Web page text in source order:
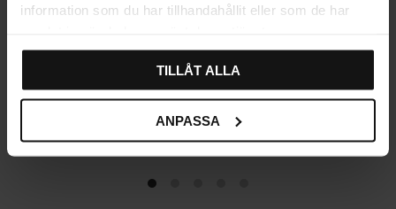
information som du har tillhandahållit eller som de har
TILLÅT ALLA
ANPASSA
Oval knott Emtefall
Gammel antikk
På lager
Klassisk Skålhåndtak
Gammel antikk
88 KR
På lager